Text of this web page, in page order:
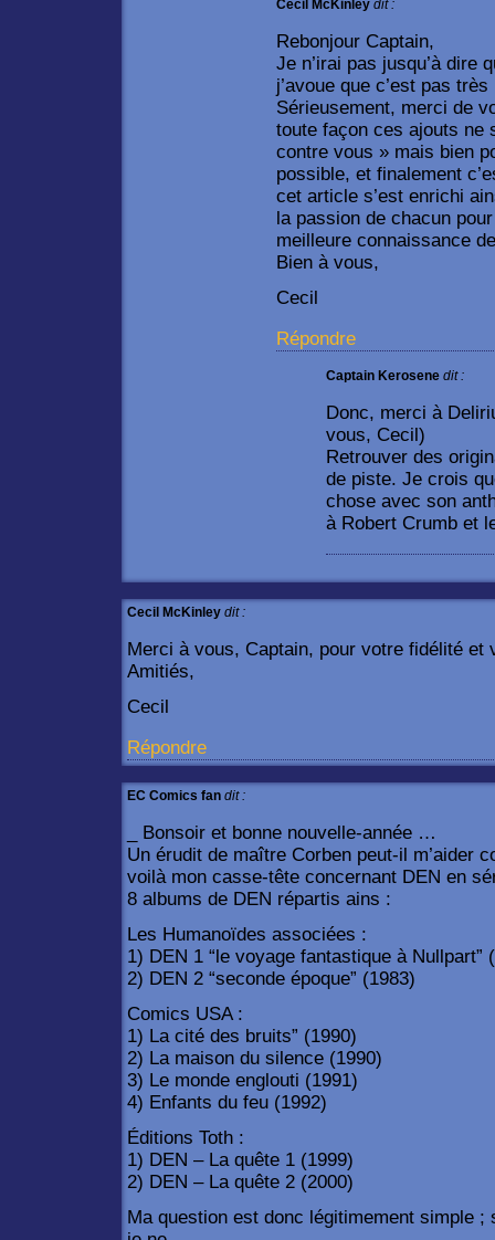
Cecil McKinley dit :
Rebonjour Captain,
Je n’irai pas jusqu’à dire
j’avoue que c’est pas
Sérieusement, merci de
toute façon ces ajouts ne
contre vous » mais bien
possible, et finalement
cet article s’est enrichi
la passion de chacun
meilleure connaissance
Bien à vous,
Cecil
Répondre
Captain Kerosene dit :
Donc, merci à
vous, Cecil)
Retrouver des
de piste. Je crois
chose avec son
à Robert Crumb et
Cecil McKinley dit :
Merci à vous, Captain, pour votre fidélité et
Amitiés,
Cecil
Répondre
EC Comics fan dit :
_ Bonsoir et bonne nouvelle-année …
Un érudit de maître Corben peut-il m’aider
voilà mon casse-tête concernant DEN en
8 albums de DEN répartis ains :
Les Humanoïdes associées :
1) DEN 1 “le voyage fantastique à Nullpart”
2) DEN 2 “seconde époque” (1983)
Comics USA :
1) La cité des bruits” (1990)
2) La maison du silence (1990)
3) Le monde englouti (1991)
4) Enfants du feu (1992)
Éditions Toth :
1) DEN – La quête 1 (1999)
2) DEN – La quête 2 (2000)
Ma question est donc légitimement simple ;